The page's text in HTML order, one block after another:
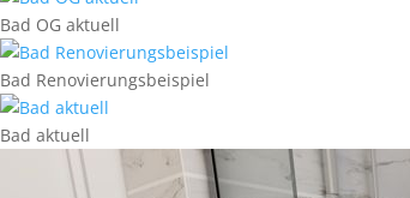
Bad OG aktuell
Bad Renovierungsbeispiel
Bad aktuell